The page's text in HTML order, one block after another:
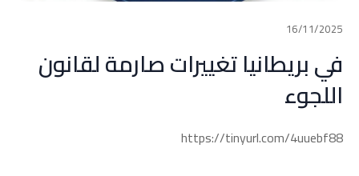
16/11/2025
في بريطانيا تغييرات صارمة لقانون
اللجوء
https://tinyurl.com/4uuebf88